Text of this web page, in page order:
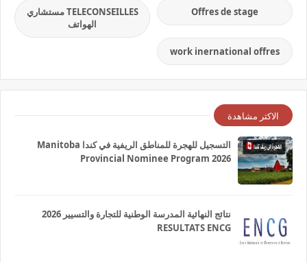
Offres de stage
TELECONSEILLES مستشاري
الهواتف
work inernational offres
الاكثر مشاهدة
التسجيل للهجرة للمناطق الريفية في كندا Manitoba
Provincial Nominee Program 2026
نتائج النهائية المدرسة الوطنية للتجارة والتسيير 2026
RESULTATS ENCG